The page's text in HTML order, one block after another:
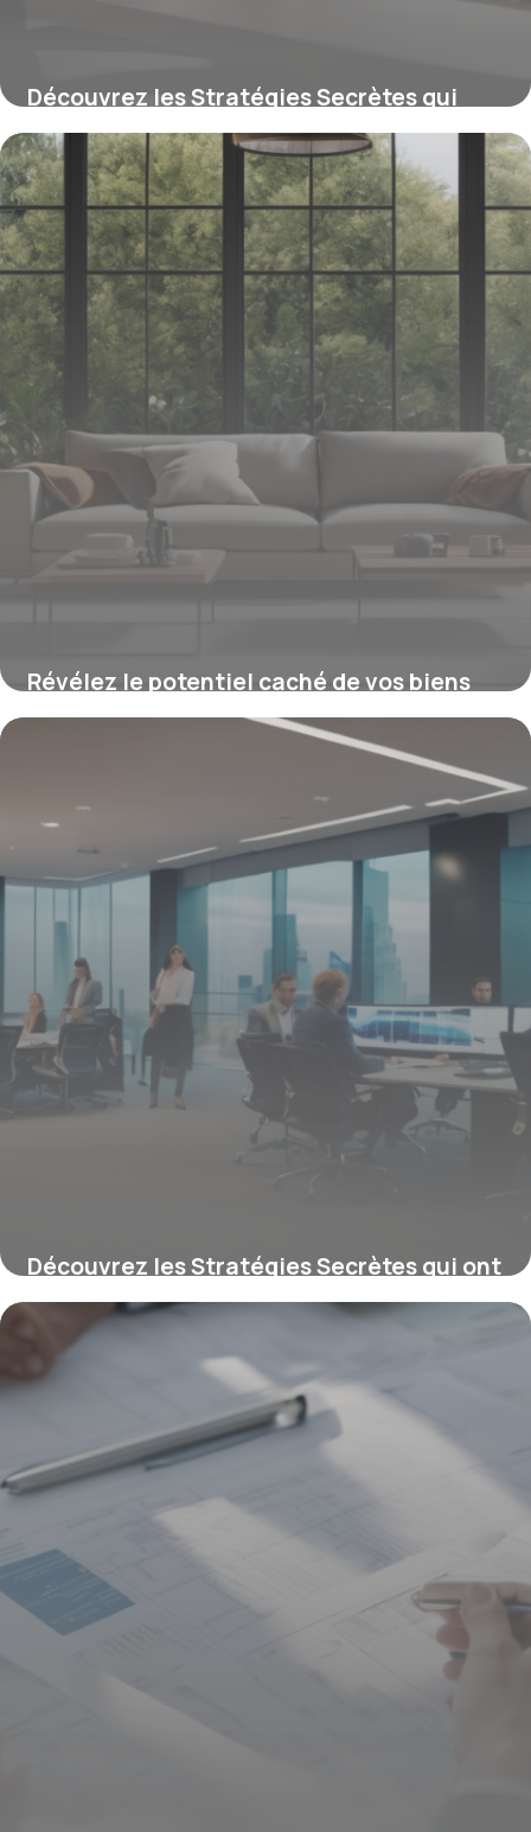
Découvrez les Stratégies Secrètes qui
Boostent la Visibilité dans l’Immobilier :
VR, SEO local et Panneaux Innovants
Révélés
16 juin 2026
Révélez le potentiel caché de vos biens
immobiliers grâce à ces techniques de
photographie professionnelles éprouvées
Découvrez les Stratégies Secrètes qui ont
Boosté le Trafic d’Agences Immobilières
de 32% en 6 Mois
16 juin 2026